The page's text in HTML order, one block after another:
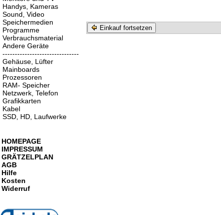
Einkauf fortsetzen
Handys, Kameras
Sound, Video
Speichermedien
Programme
Verbrauchsmaterial
Andere Geräte
-------------------------------
Gehäuse, Lüfter
Mainboards
Prozessoren
RAM- Speicher
Netzwerk, Telefon
Grafikkarten
Kabel
SSD, HD, Laufwerke
HOMEPAGE
IMPRESSUM
GRÄTZELPLAN
AGB
Hilfe
Kosten
Widerruf